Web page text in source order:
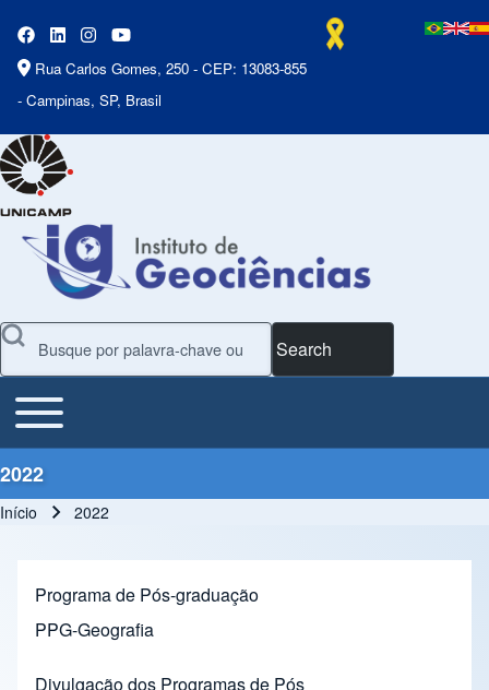
Rua Carlos Gomes, 250 - CEP: 13083-855
- Campinas, SP, Brasil
Search
Main Menu
Toggle main menu
2022
Início 2022
Programa de Pós-graduação
PPG-Geografia
Divulgação dos Programas de Pós